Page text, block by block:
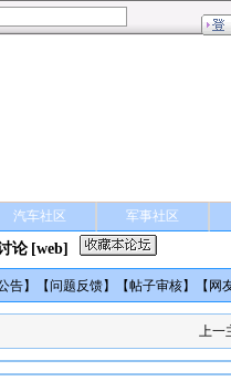
汽车社区 军事社区
论 [web]
告】【问题反馈】【帖子审核】【 网
上一